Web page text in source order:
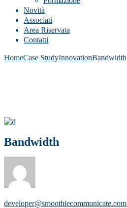
Novità
Associati
Area Riservata
Contatti
HomeCase StudyInnovationBandwidth
Bandwidth
developer@smoothiecommunicate.com